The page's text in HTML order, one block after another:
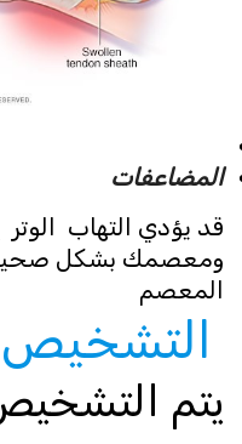
المضاعفات
قد يؤدي التهاب
ومعصمك بشكل صحيح
المعصم
التشخيص
يتم